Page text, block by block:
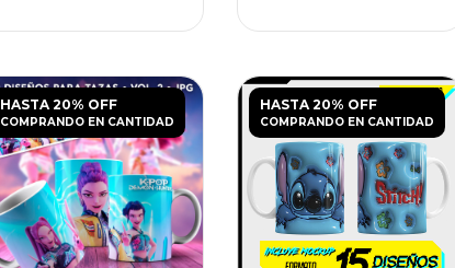
HASTA 20% OFF
COMPRANDO EN CANTIDAD
HASTA 20% OFF
COMPRANDO EN CANTIDAD